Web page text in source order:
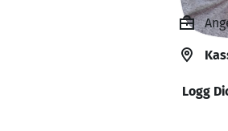
Logg